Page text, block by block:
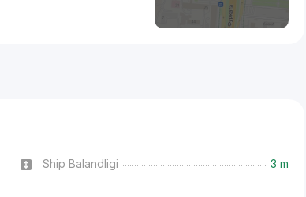
Ship Balandligi 3 m